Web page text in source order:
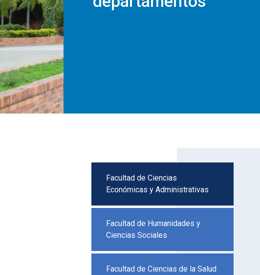
Facultad de Ciencias
Económicas y Administrativas
Facultad de Humanidades y
Ciencias Sociales
Facultad de Ciencias de la Salud